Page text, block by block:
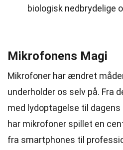
biologisk nedbrydelige
Mikrofonens Magi
Mikrofoner har ændret
underholder os selv på. Fra
med lydoptagelse til dagens
har mikrofoner spillet en
fra smartphones til